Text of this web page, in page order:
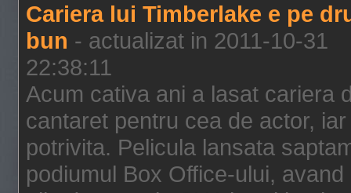
Cariera lui Timberlake e pe
bun - actualizat in 2011-10-31
22:38:11
Acum cativa ani a lasat cariera
cantaret pentru cea de actor,
potrivita. Pelicula lansata
podiumul Box Office-ului,